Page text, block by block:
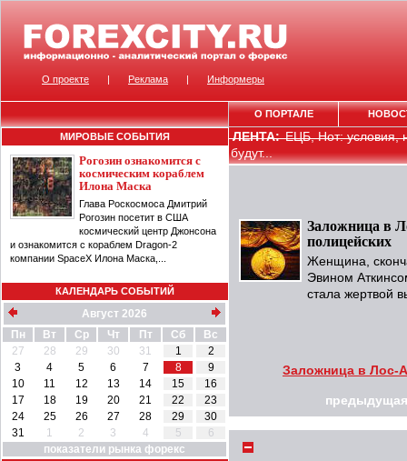
МИРОВЫЕ СОБЫТИЯ
Рогозин ознакомится с
космическим кораблем
Илона Маска
Глава Роскосмоса Дмитрий
Рогозин посетит в США
космический центр Джонсона
и ознакомится с кораблем Dragon-2
компании SpaceX Илона Маска,...
КАЛЕНДАРЬ СОБЫТИЙ
Август 2026
Пн
Вт Ср Чт Пт Сб
Вс
27
28 29 30 31 1
2
3
4 5 6 7 8
9
10
11 12 13 14 15
16
17
18 19 20 21 22
23
24
25 26 27 28 29
30
31
1 2 3 4 5
6
показатели рынка форекс
ЛЕНТА:ЕЦБ, Нот: условия,
будут...
Заложница в
полицейских
Женщина,
Эвином
стала жертвой
Заложница в Лос-
предыдущая
О проекте | Реклама | Информеры
О ПОРТАЛЕ